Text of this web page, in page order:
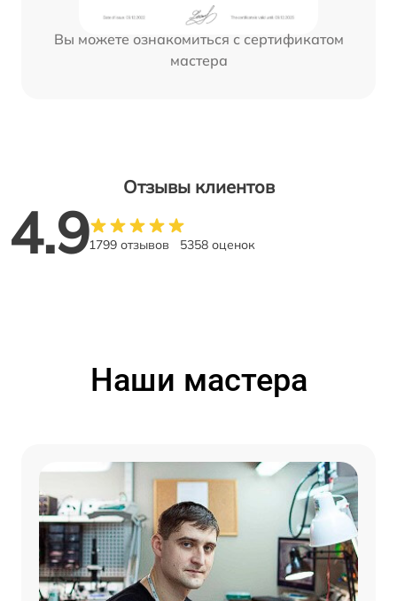
Вы можете ознакомиться с сертификатом
мастера
Отзывы клиентов
4.91799 отзывов 5358 оценок
Наши мастера